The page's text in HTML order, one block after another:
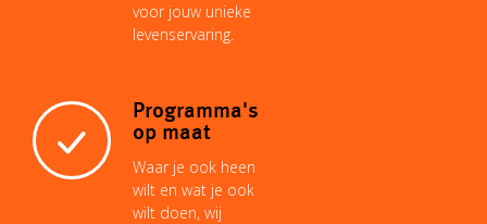
voor jouw unieke
levenservaring.
Programma's
op maat
Waar je ook heen
wilt en wat je ook
wilt doen, wij